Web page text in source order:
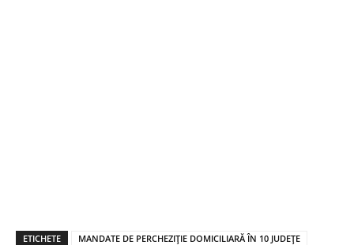
ETICHETE MANDATE DE PERCHEZIŢIE DOMICILIARĂ ÎN 10 JUDEŢE